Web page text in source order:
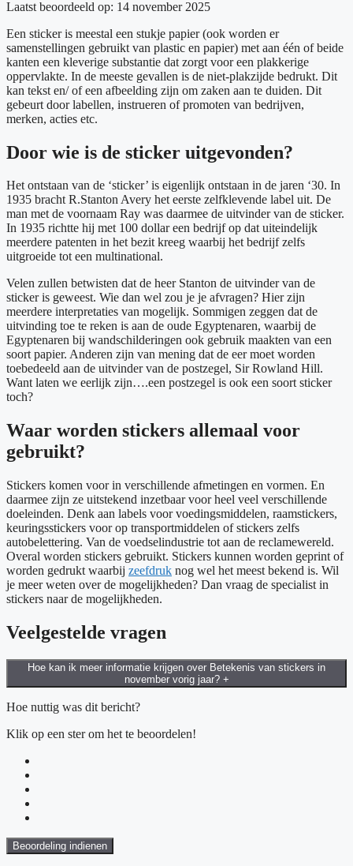
Laatst beoordeeld op: 14 november 2025
Een sticker is meestal een stukje papier (ook worden er
samenstellingen gebruikt van plastic en papier) met aan één of beide
kanten een kleverige substantie dat zorgt voor een plakkerige
oppervlakte. In de meeste gevallen is de niet-plakzijde bedrukt. Dit
kan tekst en/ of een afbeelding zijn om zaken aan te duiden. Dit
gebeurt door labellen, instrueren of promoten van bedrijven,
merken, acties etc.
Door wie is de sticker uitgevonden?
Het ontstaan van de ‘sticker’ is eigenlijk ontstaan in de jaren ‘30. In
1935 bracht R.Stanton Avery het eerste zelfklevende label uit. De
man met de voornaam Ray was daarmee de uitvinder van de sticker.
In 1935 richtte hij met 100 dollar een bedrijf op dat uiteindelijk
meerdere patenten in het bezit kreeg waarbij het bedrijf zelfs
uitgroeide tot een multinational.
Velen zullen betwisten dat de heer Stanton de uitvinder van de
sticker is geweest. Wie dan wel zou je je afvragen? Hier zijn
meerdere interpretaties van mogelijk. Sommigen zeggen dat de
uitvinding toe te reken is aan de oude Egyptenaren, waarbij de
Egyptenaren bij wandschilderingen ook gebruik maakten van een
soort papier. Anderen zijn van mening dat de eer moet worden
toebedeeld aan de uitvinder van de postzegel, Sir Rowland Hill.
Want laten we eerlijk zijn….een postzegel is ook een soort sticker
toch?
Waar worden stickers allemaal voor
gebruikt?
Stickers komen voor in verschillende afmetingen en vormen. En
daarmee zijn ze uitstekend inzetbaar voor heel veel verschillende
doeleinden. Denk aan labels voor voedingsmiddelen, raamstickers,
keuringsstickers voor op transportmiddelen of stickers zelfs
autobelettering. Van de voedselindustrie tot aan de reclamewereld.
Overal worden stickers gebruikt. Stickers kunnen worden geprint of
worden gedrukt waarbij zeefdruk nog wel het meest bekend is. Wil
je meer weten over de mogelijkheden? Dan vraag de specialist in
stickers naar de mogelijkheden.
Veelgestelde vragen
Hoe kan ik meer informatie krijgen over Betekenis van stickers in
november vorig jaar? +
Hoe nuttig was dit bericht?
Klik op een ster om het te beoordelen!
Beoordeling indienen